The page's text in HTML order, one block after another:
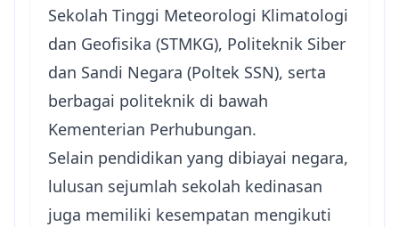
Sekolah Tinggi Meteorologi Klimatologi
dan Geofisika (STMKG), Politeknik Siber
dan Sandi Negara (Poltek SSN), serta
berbagai politeknik di bawah
Kementerian Perhubungan.
Selain pendidikan yang dibiayai negara,
lulusan sejumlah sekolah kedinasan
juga memiliki kesempatan mengikuti